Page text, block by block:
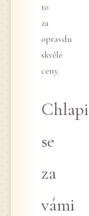
to
za
opravdu
skvělé
ceny.
Chlapi
se
za
vámi